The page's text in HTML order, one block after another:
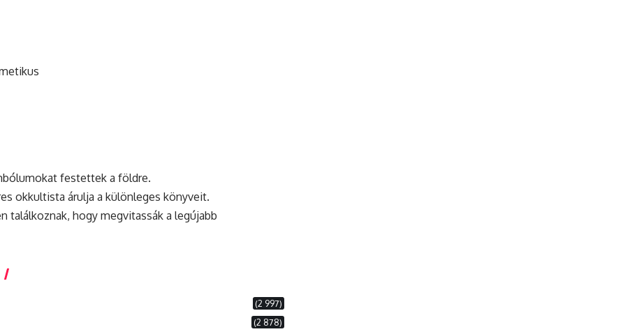
festettek a földre.
okkultista árulja a különleges könyveit.
találkoznak, hogy megvitassák a legújabb
(2 997)
(2 878)